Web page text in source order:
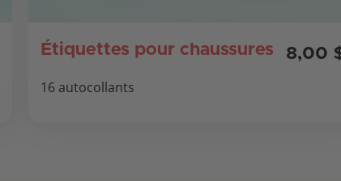
Étiquettes pour chaussures
8,00
16 autocollants